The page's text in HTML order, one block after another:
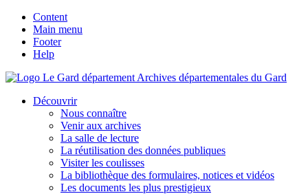
Content
Main menu
Footer
Help
Archives départementales du Gard
Découvrir
Nous connaître
Venir aux archives
La salle de lecture
La réutilisation des données publiques
Visiter les coulisses
La bibliothèque des formulaires, notices et vidéos
Les documents les plus prestigieux